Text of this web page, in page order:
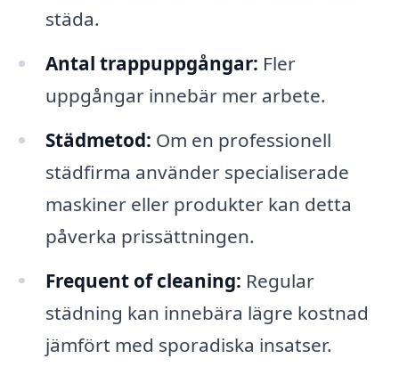
städa.
Antal trappuppgångar: Fler
uppgångar innebär mer arbete.
Städmetod: Om en professionell
städfirma använder specialiserade
maskiner eller produkter kan detta
påverka prissättningen.
Frequent of cleaning: Regular
städning kan innebära lägre kostnad
jämfört med sporadiska insatser.